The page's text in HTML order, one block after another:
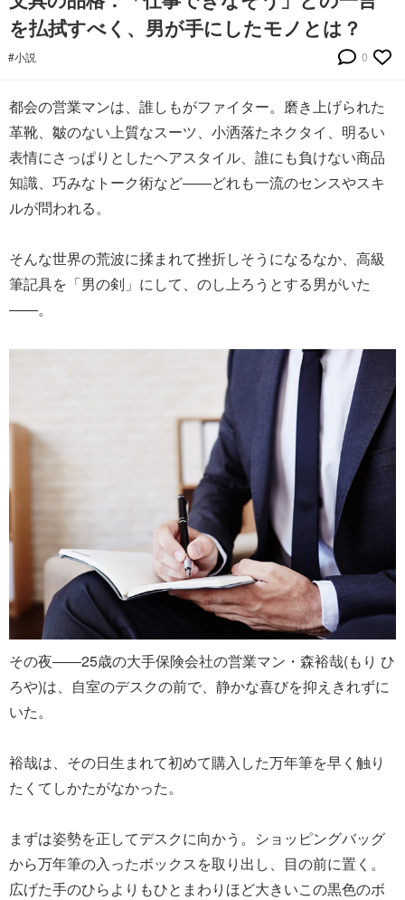
を払拭すべく、男が手にしたモノとは？
#小説 0
都会の営業マンは、誰しもがファイター。磨き上げられた
革靴、皺のない上質なスーツ、小洒落たネクタイ、明るい
表情にさっぱりとしたヘアスタイル、誰にも負けない商品
知識、巧みなトーク術など――どれも一流のセンスやスキ
ルが問われる。
そんな世界の荒波に揉まれて挫折しそうになるなか、高級
筆記具を「男の剣」にして、のし上ろうとする男がいた
――。
その夜――25歳の大手保険会社の営業マン・森裕哉(もり ひ
ろや)は、自室のデスクの前で、静かな喜びを抑えきれずに
いた。
裕哉は、その日生まれて初めて購入した万年筆を早く触り
たくてしかたがなかった。
まずは姿勢を正してデスクに向かう。ショッピングバッグ
から万年筆の入ったボックスを取り出し、目の前に置く。
広げた手のひらよりもひとまわりほど大きいこの黒色のボ